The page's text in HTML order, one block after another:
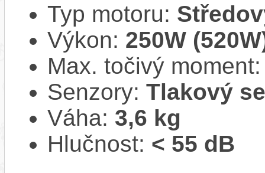
Typ motoru:
Výkon: 250W
Max. točivý
Senzory: Tlakový
Váha: 3,6 kg
Hlučnost: < 55 dB